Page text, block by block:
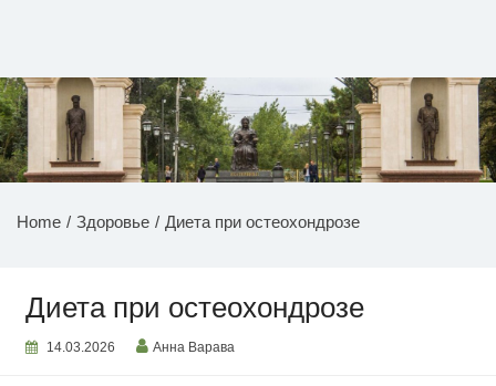
НОВОСТИ ПРИДНЕСТРОВЬЯ
Home Здоровье Диета при остеохондрозе
Диета при остеохондрозе
14.03.2026 Анна Варава